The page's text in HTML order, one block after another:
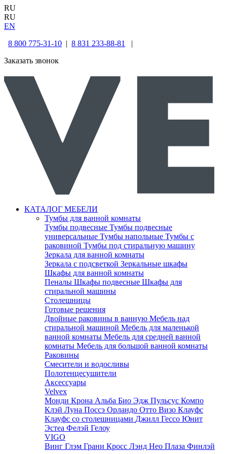
RU
RU
EN
8 800 775-31-10 | 8 831 233-88-81
|
Заказать звонок
КАТАЛОГ МЕБЕЛИ
Тумбы для ванной комнаты
Тумбы подвесные Тумбы подвесные
универсальные Тумбы напольные Тумбы с
раковиной Тумбы под стиральную машину
Зеркала для ванной комнаты
Зеркала с подсветкой Зеркальные шкафы
Шкафы для ванной комнаты
Пеналы Шкафы подвесные Шкафы для
стиральной машины
Столешницы
Готовые решения
Двойные раковины в ванную Мебель над
стиральной машиной Мебель для маленькой
ванной комнаты Мебель для средней ванной
комнаты Мебель для большой ванной комнаты
Раковины
Смесители и водосливы
Полотенцесушители
Аксессуары
Velvex
Монди Крона Альба Био Эдж Пульсус Компо
Клэй Луна Поссэ Орландо Отто Визо Клауфс
Клауфс со столешницами Джилл Гессо Юнит
Эстеа Фелэй Гелоу
VIGO
Винг Глэм Грани Кросс Лэнд Нео Плаза Финлэй